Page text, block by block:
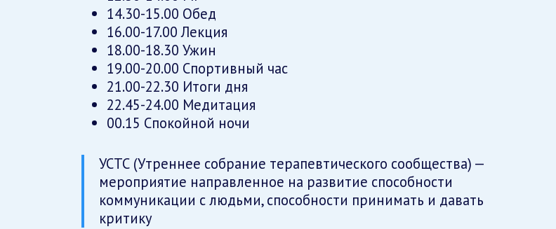
14.30-15.00 Обед
16.00-17.00 Лекция
18.00-18.30 Ужин
19.00-20.00 Спортивный час
21.00-22.30 Итоги дня
22.45-24.00 Медитация
00.15 Спокойной ночи
УСТС (Утреннее собрание терапевтического сообщества) —
мероприятие направленное на развитие способности
коммуникации с людьми, способности принимать и давать
критику